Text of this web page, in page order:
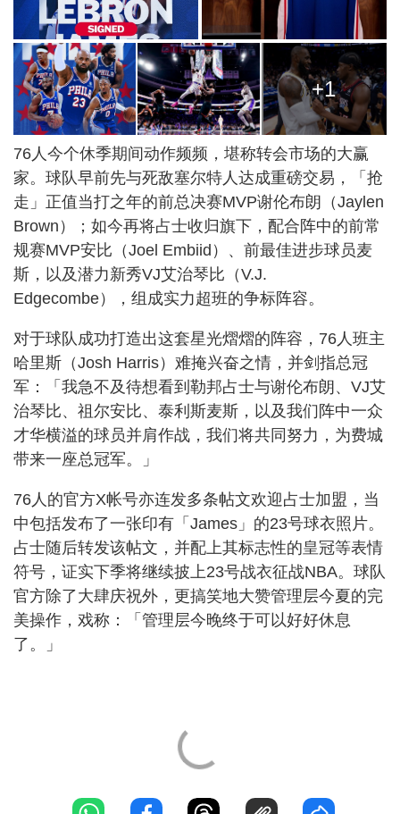
+1
76人今个休季期间动作频频，堪称转会市场的大赢
家。球队早前先与死敌塞尔特人达成重磅交易，「抢
走」正值当打之年的前总决赛MVP谢伦布朗（Jaylen
Brown）；如今再将占士收归旗下，配合阵中的前常
规赛MVP安比（Joel Embiid）、前最佳进步球员麦
斯，以及潜力新秀VJ艾治琴比（V.J.
Edgecombe），组成实力超班的争标阵容。
对于球队成功打造出这套星光熠熠的阵容，76人班主
哈里斯（Josh Harris）难掩兴奋之情，并剑指总冠
军：「我急不及待想看到勒邦占士与谢伦布朗、VJ艾
治琴比、祖尔安比、泰利斯麦斯，以及我们阵中一众
才华横溢的球员并肩作战，我们将共同努力，为费城
带来一座总冠军。」
76人的官方X帐号亦连发多条帖文欢迎占士加盟，当
中包括发布了一张印有「James」的23号球衣照片。
占士随后转发该帖文，并配上其标志性的皇冠等表情
符号，证实下季将继续披上23号战衣征战NBA。球队
官方除了大肆庆祝外，更搞笑地大赞管理层今夏的完
美操作，戏称：「管理层今晚终于可以好好休息
了。」